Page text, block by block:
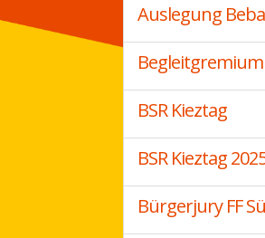
Auslegung
BSR Kieztag
BSR Kieztag
Bürgerjury FF